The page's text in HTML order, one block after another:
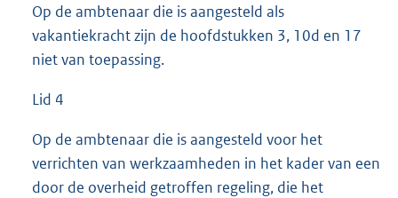
Op de ambtenaar die is aangesteld als
vakantiekracht zijn de hoofdstukken 3, 10d en 17
niet van toepassing.
Lid 4
Op de ambtenaar die is aangesteld voor het
verrichten van werkzaamheden in het kader van een
door de overheid getroffen regeling, die het